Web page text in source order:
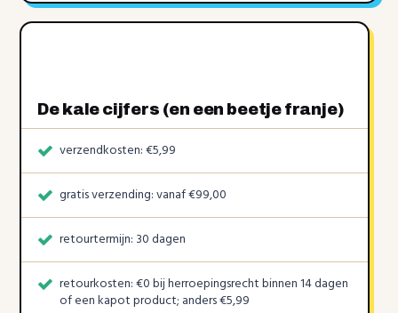
De kale cijfers (en een beetje franje)
verzendkosten: €5,99
gratis verzending: vanaf €99,00
retourtermijn: 30 dagen
retourkosten: €0 bij herroepingsrecht binnen 14 dagen
of een kapot product; anders €5,99